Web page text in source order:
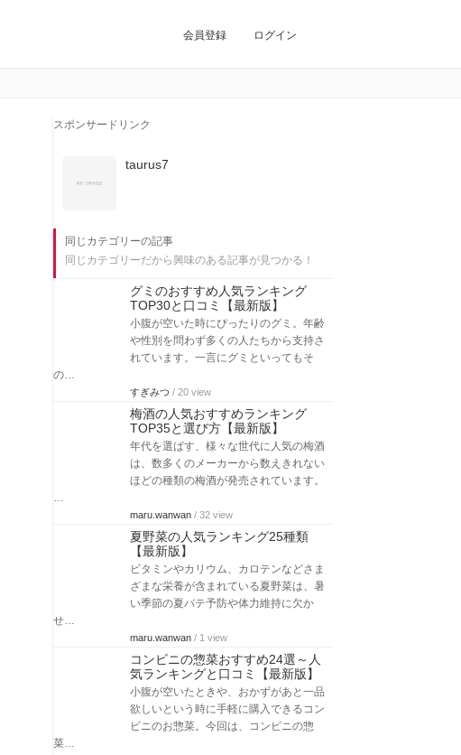
会員登録 ログイン
スポンサードリンク
taurus7
同じカテゴリーの記事
同じカテゴリーだから興味のある記事が見つかる！
グミのおすすめ人気ランキング
TOP30と口コミ【最新版】
小腹が空いた時にぴったりのグミ。年齢
や性別を問わず多くの人たちから支持さ
れています。一言にグミといってもそ
の…
すぎみつ / 20 view
梅酒の人気おすすめランキング
TOP35と選び方【最新版】
年代を選ばす、様々な世代に人気の梅酒
は、数多くのメーカーから数えきれない
ほどの種類の梅酒が発売されています。
…
maru.wanwan / 32 view
夏野菜の人気ランキング25種類
【最新版】
ビタミンやカリウム、カロテンなどさま
ざまな栄養が含まれている夏野菜は、暑
い季節の夏バテ予防や体力維持に欠か
せ…
maru.wanwan / 1 view
コンビニの惣菜おすすめ24選～人
気ランキングと口コミ【最新版】
小腹が空いたときや、おかずがあと一品
欲しいという時に手軽に購入できるコン
ビニのお惣菜。今回は、コンビニの惣
菜…